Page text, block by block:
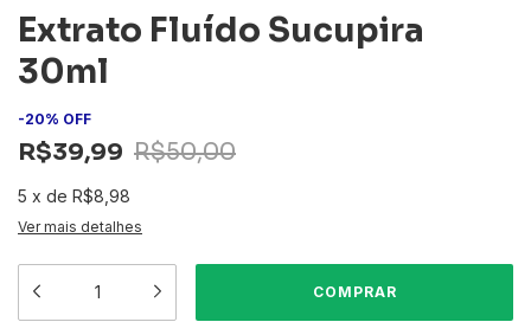
Extrato Fluído Sucupira
30ml
-20% OFF
R$39,99 R$50,00
5 x de R$8,98
Ver mais detalhes